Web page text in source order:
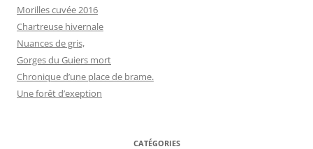
Morilles cuvée 2016
Chartreuse hivernale
Nuances de gris,
Gorges du Guiers mort
Chronique d’une place de brame.
Une forêt d’exeption
CATÉGORIES